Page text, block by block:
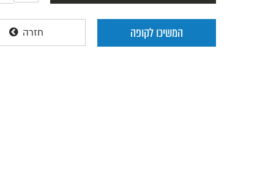
המשיכו לקופה חזרה